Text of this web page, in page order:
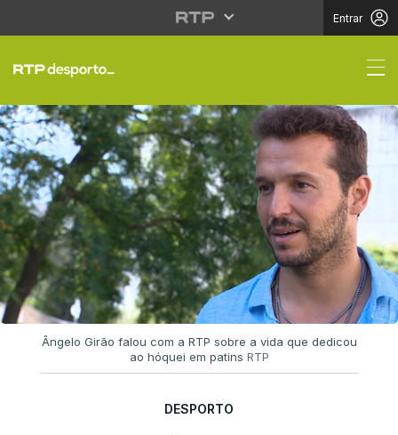
Entrar
Entrevista de Ângelo
Ângelo Girão falou com a RTP sobre a vida que dedicou
ao hóquei em patins RTP
DESPORTO